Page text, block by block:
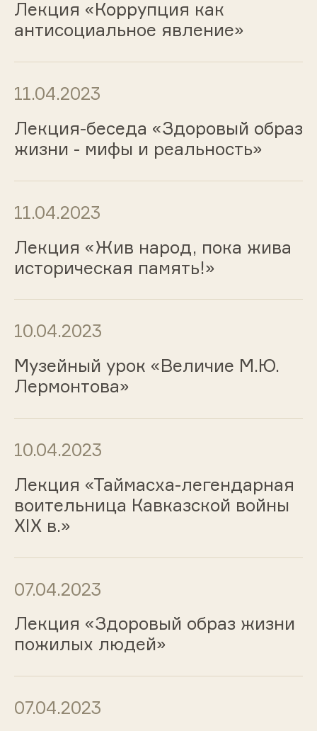
Лекция «Коррупция как
антисоциальное явление»
11.04.2023
Лекция-беседа «Здоровый образ
жизни - мифы и реальность»
11.04.2023
Лекция «Жив народ, пока жива
историческая память!»
10.04.2023
Музейный урок «Величие М.Ю.
Лермонтова»
10.04.2023
Лекция «Таймасха-легендарная
воительница Кавказской войны
XIX в.»
07.04.2023
Лекция «Здоровый образ жизни
пожилых людей»
07.04.2023